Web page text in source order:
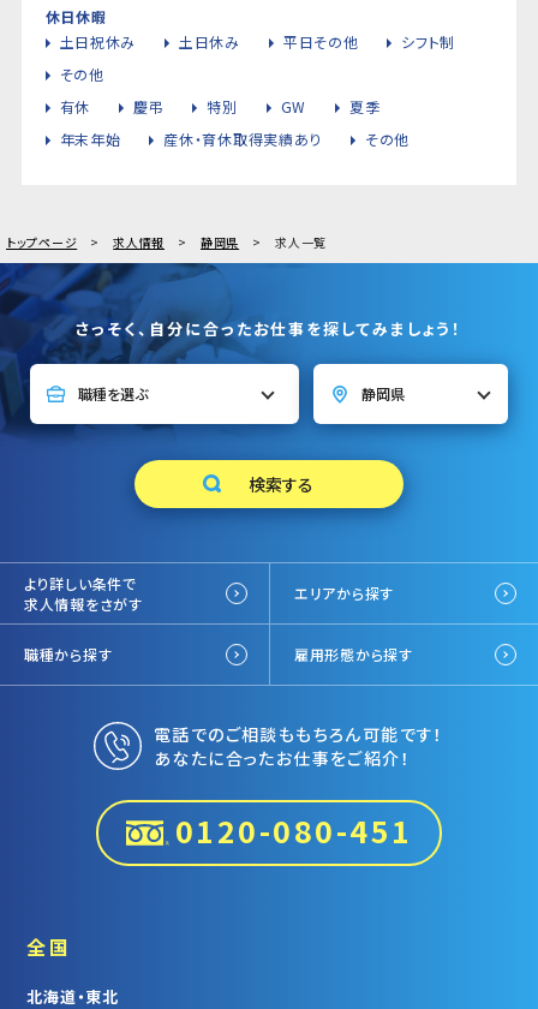
休日休暇
土日祝休み
土日休み 平日その他
シフト制
その他
有休
慶弔 特別 GW
夏季
年末年始
産休・育休取得実績あり その他
トップページ 求人情報 静岡県 求人一覧
さっそく、自分に合ったお仕事を探してみましょう！
より詳しい条件で
求人情報をさがす
エリアから探す
職種から探す 雇用形態から探す
電話でのご相談ももちろん可能です！
あなたに合ったお仕事をご紹介！
0120-080-451
全国
北海道・東北